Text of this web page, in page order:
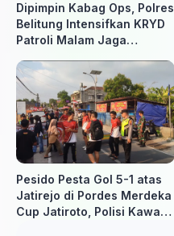
Dipimpin Kabag Ops, Polres
Belitung Intensifkan KRYD
Patroli Malam Jaga
Pesido Pesta Gol 5-1 atas
Jatirejo di Pordes Merdeka
Cup Jatiroto, Polisi Kawal